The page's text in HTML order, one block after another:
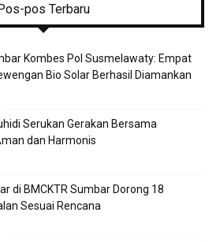
pos Terbaru
Kombes Pol Susmelawaty: Empat
Bio Solar Berhasil Diamankan
Serukan Gerakan Bersama
dan Harmonis
di BMCKTR Sumbar Dorong 18
Sesuai Rencana